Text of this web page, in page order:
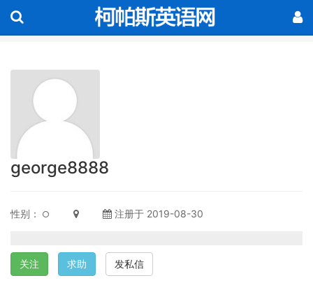
george8888
性别： 注册于 2019-08-30
关注 求助 发私信